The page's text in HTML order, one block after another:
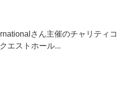
さん主催のチャリティコ
エストホール...